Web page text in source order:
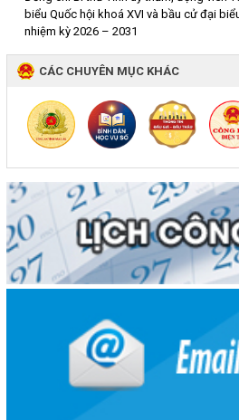
biểu Quốc hội khoá XVI và bầu cử đại
nhiệm kỳ 2026 – 2031
CÁC CHUYÊN MỤC KHÁC